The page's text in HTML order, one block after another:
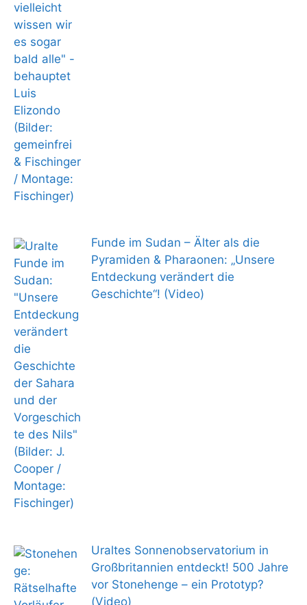
Funde im Sudan – Älter als die
Pyramiden & Pharaonen: „Unsere
Entdeckung verändert die
Geschichte“! (Video)
Uraltes Sonnenobservatorium in
Großbritannien entdeckt! 500 Jahre
vor Stonehenge – ein Prototyp?
(Video)